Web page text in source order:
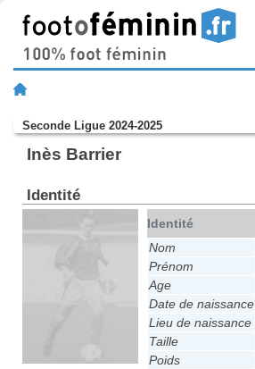
Seconde Ligue 2024-2025
Inès Barrier
Identité
Identité
Nom
Prénom
Age
Date de naissance
Lieu de naissance
Taille
Poids